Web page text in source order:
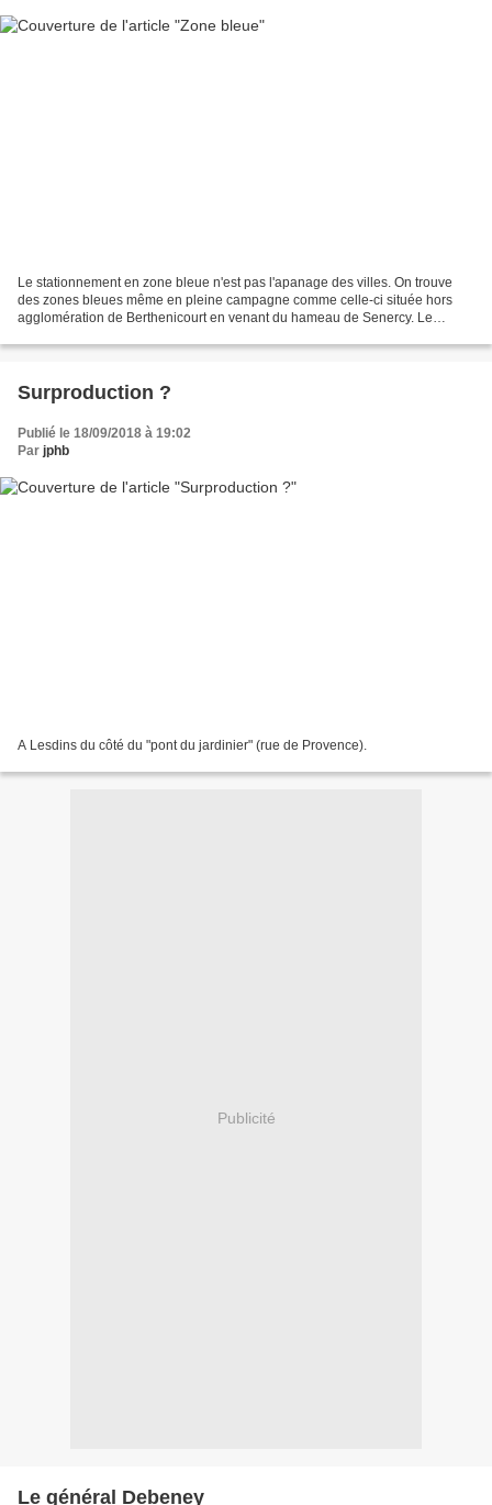
Le stationnement en zone bleue n'est pas l'apanage des villes. On trouve
des zones bleues même en pleine campagne comme celle-ci située hors
agglomération de Berthenicourt en venant du hameau de Senercy. Le
Surproduction ?
Publié le 18/09/2018 à 19:02
Par jphb
A Lesdins du côté du "pont du jardinier" (rue de Provence).
Publicité
Le général Debeney